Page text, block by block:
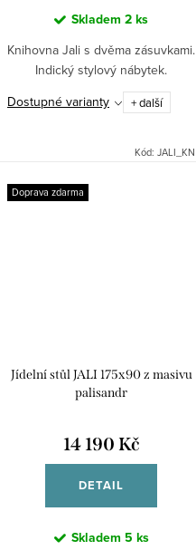
Skladem 2 ks
Knihovna Jali s dvěma zásuvkami.
Indický stylový nábytek.
Dostupné varianty
+ další
Kód: JALI_KN
Doprava zdarma
Jídelní stůl JALI 175x90 z masivu
palisandr
14 190 Kč
DETAIL
Skladem 5 ks